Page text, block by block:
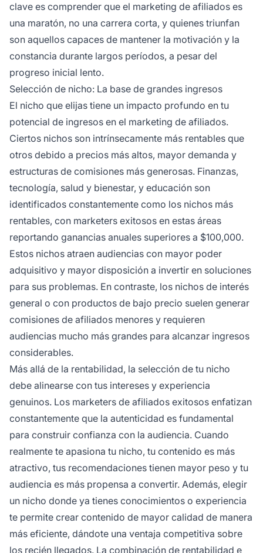
clave es comprender que el marketing de afiliados es
una maratón, no una carrera corta, y quienes triunfan
son aquellos capaces de mantener la motivación y la
constancia durante largos períodos, a pesar del
progreso inicial lento.
Selección de nicho: La base de grandes ingresos
El nicho que elijas tiene un impacto profundo en tu
potencial de ingresos en el marketing de afiliados.
Ciertos nichos son intrínsecamente más rentables que
otros debido a precios más altos, mayor demanda y
estructuras de comisiones más generosas. Finanzas,
tecnología, salud y bienestar, y educación son
identificados constantemente como los nichos más
rentables, con marketers exitosos en estas áreas
reportando ganancias anuales superiores a $100,000.
Estos nichos atraen audiencias con mayor poder
adquisitivo y mayor disposición a invertir en soluciones
para sus problemas. En contraste, los nichos de interés
general o con productos de bajo precio suelen generar
comisiones de afiliados menores y requieren
audiencias mucho más grandes para alcanzar ingresos
considerables.
Más allá de la rentabilidad, la selección de tu nicho
debe alinearse con tus intereses y experiencia
genuinos. Los marketers de afiliados exitosos enfatizan
constantemente que la autenticidad es fundamental
para construir confianza con la audiencia. Cuando
realmente te apasiona tu nicho, tu contenido es más
atractivo, tus recomendaciones tienen mayor peso y tu
audiencia es más propensa a convertir. Además, elegir
un nicho donde ya tienes conocimientos o experiencia
te permite crear contenido de mayor calidad de manera
más eficiente, dándote una ventaja competitiva sobre
los recién llegados. La combinación de rentabilidad e